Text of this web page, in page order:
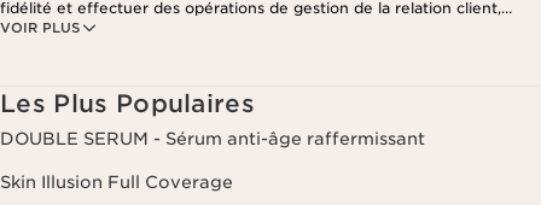
VOIR PLUS
fidélité et effectuer des opérations de gestion de la relation client,
notamment pour vous adresser des offres personnalisées en fonction
Les Plus Populaires
DOUBLE SERUM - Sérum anti-âge raffermissant
Skin Illusion Full Coverage